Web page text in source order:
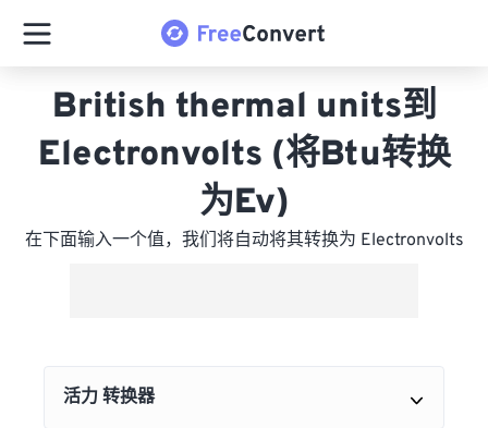
British thermal units到
Electronvolts (将Btu转换
为Ev)
在下面输入一个值，我们将自动将其转换为 Electronvolts